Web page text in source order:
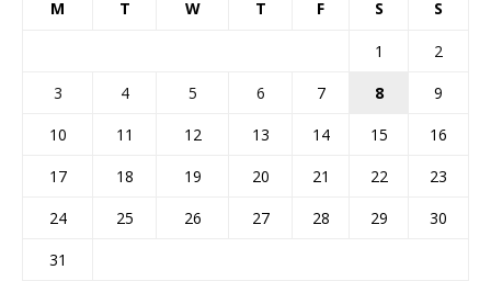
M T W T F S S
1
2
3
4 5 6 7 8
9
10
11 12 13 14 15
16
17
18 19 20 21 22
23
24
25 26 27 28 29
30
31